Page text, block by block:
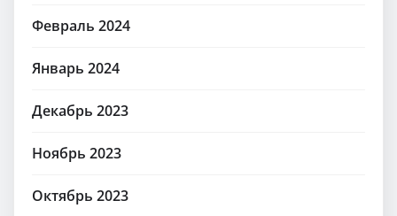
Февраль 2024
Январь 2024
Декабрь 2023
Ноябрь 2023
Октябрь 2023